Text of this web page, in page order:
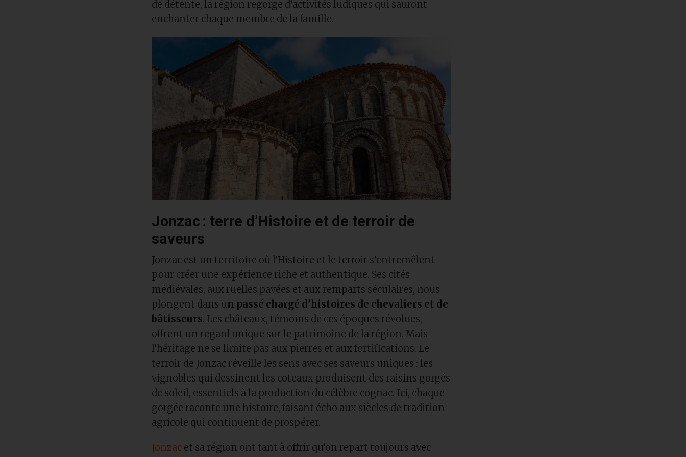
de détente, la région regorge d’activités ludiques qui sauront
enchanter chaque membre de la famille.
Jonzac : terre d’Histoire et de terroir de
saveurs
Jonzac est un territoire où l’Histoire et le terroir s’entremêlent
pour créer une expérience riche et authentique. Ses cités
médiévales, aux ruelles pavées et aux remparts séculaires, nous
plongent dans un passé chargé d’histoires de chevaliers et de
bâtisseurs. Les châteaux, témoins de ces époques révolues,
offrent un regard unique sur le patrimoine de la région. Mais
l’héritage ne se limite pas aux pierres et aux fortifications. Le
terroir de Jonzac réveille les sens avec ses saveurs uniques : les
vignobles qui dessinent les coteaux produisent des raisins gorgés
de soleil, essentiels à la production du célèbre cognac. Ici, chaque
gorgée raconte une histoire, faisant écho aux siècles de tradition
agricole qui continuent de prospérer.
Jonzac et sa région ont tant à offrir qu’on repart toujours avec